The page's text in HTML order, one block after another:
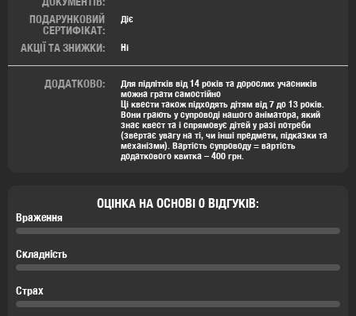
ПОДАРУНКОВИЙ
СЕРТИФІКАТ:
Діє
АКЦІЇ ТА ЗНИЖКИ: Ні
ОЦІНКА НА ОСНОВІ 0 ВІДГУКІВ:
Враження
Складність
Страх
ДОДАТКОВО:
Для підлітків від 14 років та дорослих учасників
можна грати самостійно
Ці квести також підходять дітям від 7 до 13 років.
Вони грають у супроводі нашого аніматора, який
знає квест та і спрямовує дітей у разі потреби
(звертає увагу на ті, чи інші предмети, підказки та
механізми). Вартість супроводу = вартість
додаткового квитка – 400 грн.